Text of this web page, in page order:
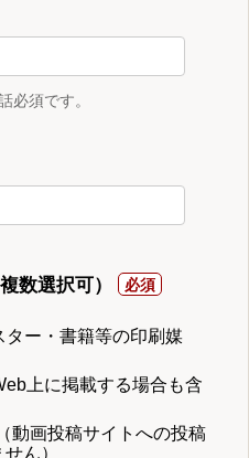
必須です。
数選択可）
ター・書籍等の印刷媒
上に掲載する場合も含
動画投稿サイトへの投稿
ん）